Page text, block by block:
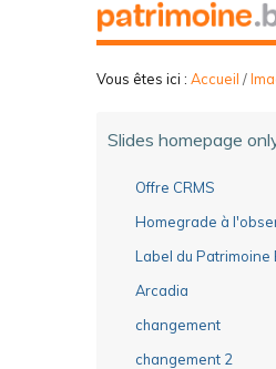
Vous êtes ici : Accueil /
Slides homepage
Offre CRMS
Homegrade à
Label du Patrimoine
Arcadia
changement
changement 2